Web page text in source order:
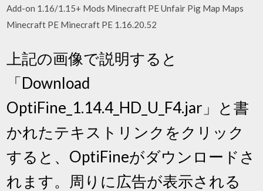
Add-on 1.16/1.15+ Mods Minecraft PE Unfair Pig Map Maps
Minecraft PE Minecraft PE 1.16.20.52
上記の画像で説明すると
「Download
OptiFine_1.14.4_HD_U_F4.jar」と書
かれたテキストリンクをクリック
すると、OptiFineがダウンロードさ
れます。周りに広告が表示される